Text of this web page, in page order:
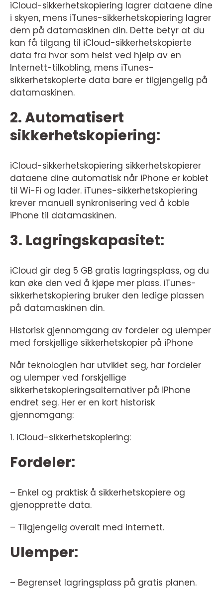
iCloud-sikkerhetskopiering lagrer dataene dine
i skyen, mens iTunes-sikkerhetskopiering lagrer
dem på datamaskinen din. Dette betyr at du
kan få tilgang til iCloud-sikkerhetskopierte
data fra hvor som helst ved hjelp av en
Internett-tilkobling, mens iTunes-
sikkerhetskopierte data bare er tilgjengelig på
datamaskinen.
2. Automatisert
sikkerhetskopiering:
iCloud-sikkerhetskopiering sikkerhetskopierer
dataene dine automatisk når iPhone er koblet
til Wi-Fi og lader. iTunes-sikkerhetskopiering
krever manuell synkronisering ved å koble
iPhone til datamaskinen.
3. Lagringskapasitet:
iCloud gir deg 5 GB gratis lagringsplass, og du
kan øke den ved å kjøpe mer plass. iTunes-
sikkerhetskopiering bruker den ledige plassen
på datamaskinen din.
Historisk gjennomgang av fordeler og ulemper
med forskjellige sikkerhetskopier på iPhone
Når teknologien har utviklet seg, har fordeler
og ulemper ved forskjellige
sikkerhetskopieringsalternativer på iPhone
endret seg. Her er en kort historisk
gjennomgang:
1. iCloud-sikkerhetskopiering:
Fordeler:
– Enkel og praktisk å sikkerhetskopiere og
gjenopprette data.
– Tilgjengelig overalt med internett.
Ulemper:
– Begrenset lagringsplass på gratis planen.